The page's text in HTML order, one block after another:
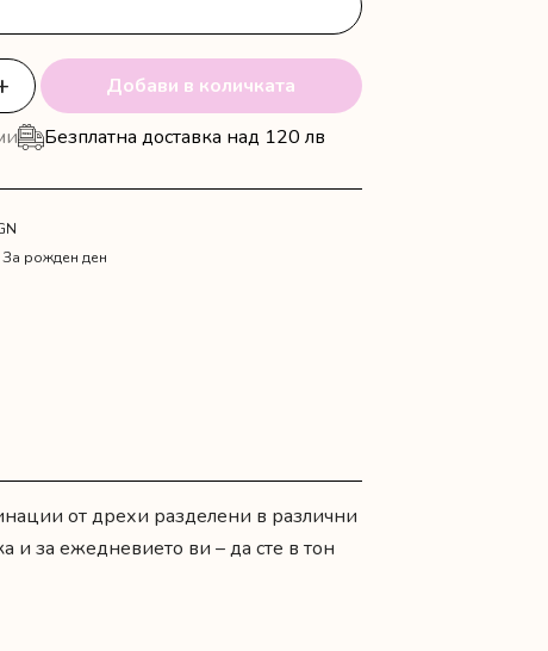
Добави в количката
Безплатна доставка над 120 лв
За рожден ден
от дрехи разделени в различни
и за ежедневието ви – да сте в тон